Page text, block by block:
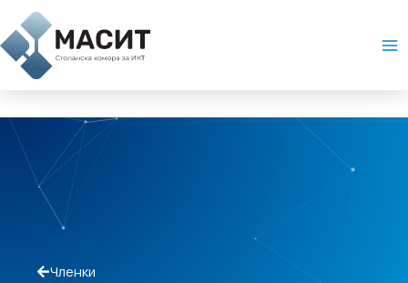
content
Членки